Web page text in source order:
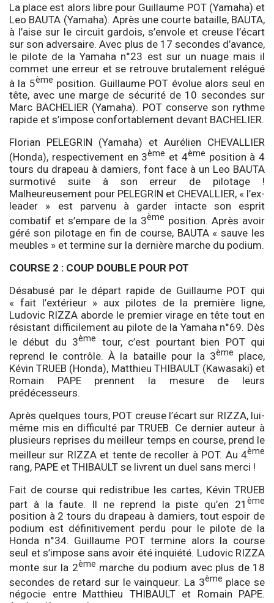
La place est alors libre pour Guillaume POT (Yamaha) et
Leo BAUTA (Yamaha). Après une courte bataille, BAUTA,
à l’aise sur le circuit gardois, s’envole et creuse l’écart
sur son adversaire. Avec plus de 17 secondes d’avance,
le pilote de la Yamaha n°23 est sur un nuage mais il
commet une erreur et se retrouve brutalement relégué
à la 5ème position. Guillaume POT évolue alors seul en
tête, avec une marge de sécurité de 10 secondes sur
Marc BACHELIER (Yamaha). POT conserve son rythme
rapide et s’impose confortablement devant BACHELIER.
Florian PELEGRIN (Yamaha) et Aurélien CHEVALLIER
(Honda), respectivement en 3ème et 4ème position à 4
tours du drapeau à damiers, font face à un Leo BAUTA
surmotivé suite à son erreur de pilotage !
Malheureusement pour PELEGRIN et CHEVALLIER, « l’ex-
leader » est parvenu à garder intacte son esprit
combatif et s’empare de la 3ème position. Après avoir
géré son pilotage en fin de course, BAUTA « sauve les
meubles » et termine sur la dernière marche du podium.
COURSE 2 : COUP DOUBLE POUR POT
Désabusé par le départ rapide de Guillaume POT qui
« fait l’extérieur » aux pilotes de la première ligne,
Ludovic RIZZA aborde le premier virage en tête tout en
résistant difficilement au pilote de la Yamaha n°69. Dès
le début du 3ème
tour, c’est pourtant bien POT qui
reprend le contrôle. À la bataille pour la 3ème
place,
Kévin TRUEB (Honda), Matthieu THIBAULT (Kawasaki) et
Romain PAPE prennent la mesure de leurs
prédécesseurs.
Après quelques tours, POT creuse l’écart sur RIZZA, lui-
même mis en difficulté par TRUEB. Ce dernier auteur à
plusieurs reprises du meilleur temps en course, prend le
meilleur sur RIZZA et tente de recoller à POT. Au 4ème
rang, PAPE et THIBAULT se livrent un duel sans merci !
Fait de course qui redistribue les cartes, Kévin TRUEB
part à la faute. Il ne reprend la piste qu’en 21 ème
position à 2 tours du drapeau à damiers, tout espoir de
podium est définitivement perdu pour le pilote de la
Honda n°34. Guillaume POT termine alors la course
seul et s’impose sans avoir été inquiété. Ludovic RIZZA
monte sur la 2ème marche du podium avec plus de 18
secondes de retard sur le vainqueur. La 3ème place se
négocie entre Matthieu THIBAULT et Romain PAPE.